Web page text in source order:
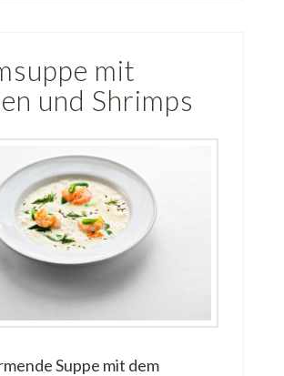
mit
und Shrimps
Suppe mit dem